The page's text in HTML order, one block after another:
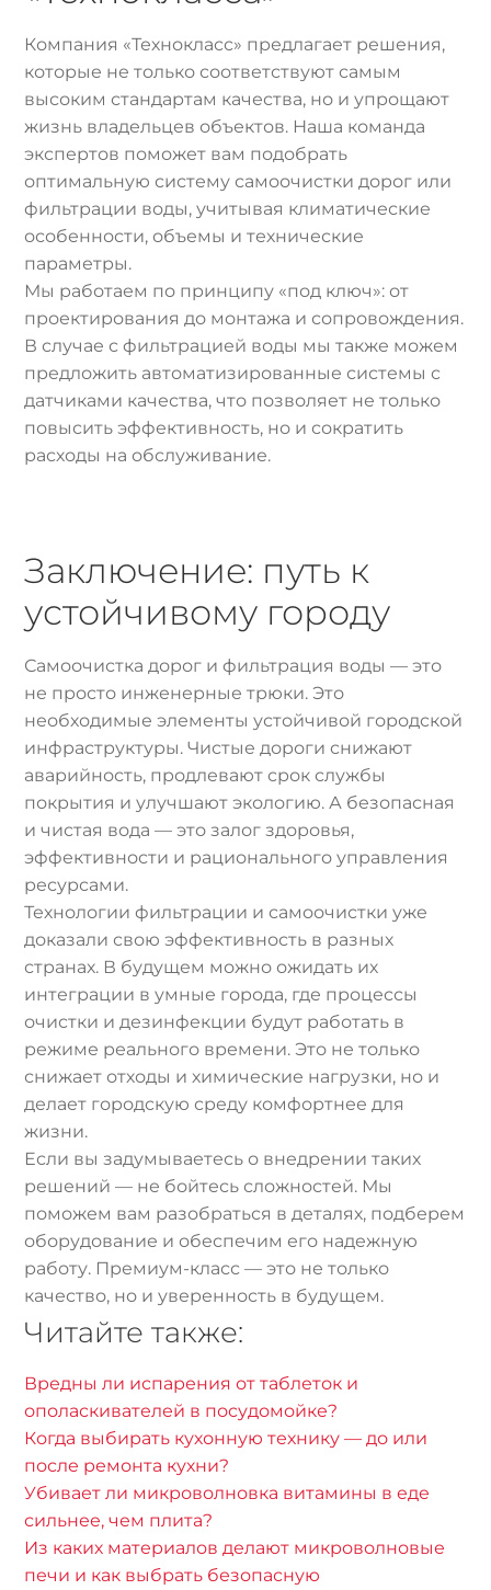
Компания «Технокласс» предлагает решения,
которые не только соответствуют самым
высоким стандартам качества, но и упрощают
жизнь владельцев объектов. Наша команда
экспертов поможет вам подобрать
оптимальную систему самоочистки дорог или
фильтрации воды, учитывая климатические
особенности, объемы и технические
параметры.
Мы работаем по принципу «под ключ»: от
проектирования до монтажа и сопровождения.
В случае с фильтрацией воды мы также можем
предложить автоматизированные системы с
датчиками качества, что позволяет не только
повысить эффективность, но и сократить
расходы на обслуживание.
Заключение: путь к
устойчивому городу
Самоочистка дорог и фильтрация воды — это
не просто инженерные трюки. Это
необходимые элементы устойчивой городской
инфраструктуры. Чистые дороги снижают
аварийность, продлевают срок службы
покрытия и улучшают экологию. А безопасная
и чистая вода — это залог здоровья,
эффективности и рационального управления
ресурсами.
Технологии фильтрации и самоочистки уже
доказали свою эффективность в разных
странах. В будущем можно ожидать их
интеграции в умные города, где процессы
очистки и дезинфекции будут работать в
режиме реального времени. Это не только
снижает отходы и химические нагрузки, но и
делает городскую среду комфортнее для
жизни.
Если вы задумываетесь о внедрении таких
решений — не бойтесь сложностей. Мы
поможем вам разобраться в деталях, подберем
оборудование и обеспечим его надежную
работу. Премиум-класс — это не только
качество, но и уверенность в будущем.
Читайте также:
Вредны ли испарения от таблеток и
ополаскивателей в посудомойке?
Когда выбирать кухонную технику — до или
после ремонта кухни?
Убивает ли микроволновка витамины в еде
сильнее, чем плита?
Из каких материалов делают микроволновые
печи и как выбрать безопасную